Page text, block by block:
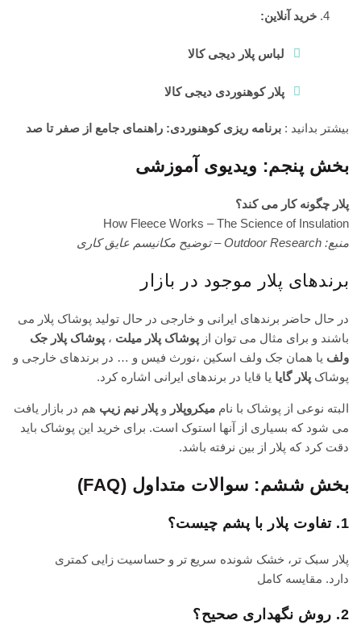
خرید آنلاین:
لباس پلار دیجی کالا
پلار کوهنوردی دیجی کالا
بیشتر بدانید : برنامه ریزی کوهنوردی: راهنمای جامع از صفر تا صد
بخش پنجم: ویدیوی آموزشی
پلار چگونه کار می کند؟
How Fleece Works – The Science of Insulation
منبع: Outdoor Research – توضیح مکانیسم عایق کاری
برندهای پلار موجود در بازار
در حال حاضر برندهای ایرانی و خارجی در حال تولید پوشاک پلار می
باشند و برای مثال می توان از پوشاک پلار میلت ، پوشاک پلار جک
ولف یا همان جک ولف اسکین ،نورث فیس و … در برندهای خارجی و
پوشاک پلار گایا یا قایا در برندهای ایرانی اشاره کرد.
البته نوعی از پوشاک با نام میکروپلار و پلار نیم زیپ هم در بازار یافت
می شود که بسیاری از آنها استوک است. برای خرید این پوشاک باید
دقت کرد که پلار از بین نرفته باشد.
بخش ششم: سوالات متداول (FAQ)
1. تفاوت پلار با پشم چیست؟
پلار سبک تر، خشک شونده سریع تر و حساسیت زایی کمتری
دارد. مقایسه کامل
2. روش نگهداری صحیح؟